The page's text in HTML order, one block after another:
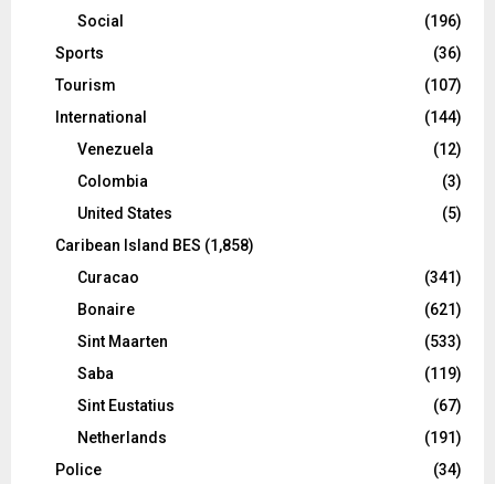
Social
(196)
Sports
(36)
Tourism
(107)
International
(144)
Venezuela
(12)
Colombia
(3)
United States
(5)
Caribean Island BES (1,858)
Curacao
(341)
Bonaire
(621)
Sint Maarten
(533)
Saba
(119)
Sint Eustatius
(67)
Netherlands
(191)
Police
(34)